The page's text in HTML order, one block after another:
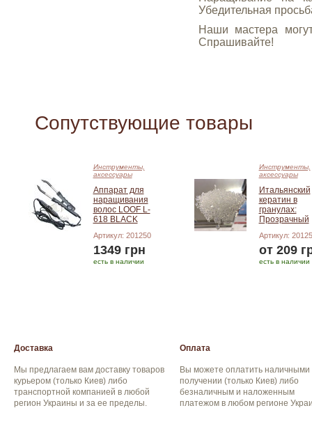
Убедительная
Наши мастера
Спрашивайте!
Сопутствующие товары
Инструменты,
аксессуары
Аппарат для
наращивания
волос LOOF L-
618 BLACK
Артикул: 201250
1349 грн
есть в наличии
Инструменты,
аксессуары
Итальянский
кератин в
гранулах:
Прозрачный
Артикул:
от 209
есть в наличии
Доставка
Мы предлагаем вам доставку товаров
курьером (только Киев) либо
транспортной компанией в любой
регион Украины и за ее пределы.
Оплата
Вы можете оплатить наличными
получении (только Киев) либо
безналичным и наложенным
платежом в любом регионе